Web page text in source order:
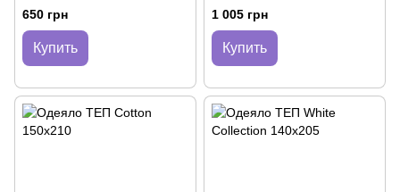
650 грн
Купить
1 005 грн
Купить